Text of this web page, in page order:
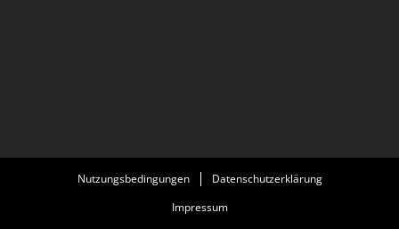
Nutzungsbedingungen
Datenschutzerklärung
Impressum